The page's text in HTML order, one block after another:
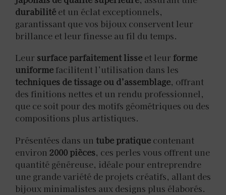
durabilité et un éclat exceptionnels,
garantissant que vos bijoux conservent leur
brillance et leur finesse au fil du temps.
Leur surface parfaitement lisse et leur forme
uniforme facilitent l’utilisation dans les
techniques de tissage ou d’assemblage, offrant
des finitions nettes et un rendu professionnel,
que ce soit pour des motifs géométriques ou des
compositions plus artistiques.
Présentées dans un tube pratique contenant
environ 2000 pièces, ces perles vous offrent une
quantité généreuse, idéale pour entreprendre
une grande variété de projets créatifs, allant des
bijoux minimalistes aux designs plus élaborés.